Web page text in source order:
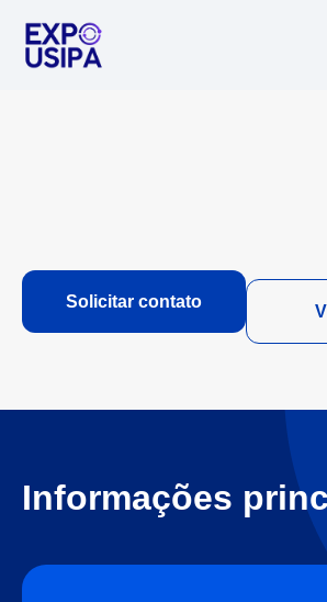
Solicitar contato
Informações